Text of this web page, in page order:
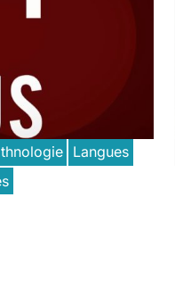
Langues